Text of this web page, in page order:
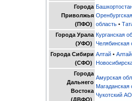
Города
Приволжья
(ПФО)
область •
Города Урала
(УФО)
Курганская
Челябинская
Города Сибири
(СФО)
Алтай •
Города
Дальнего
Востока
(ДВФО)
Амурская
Магаданская
Чукотский АО